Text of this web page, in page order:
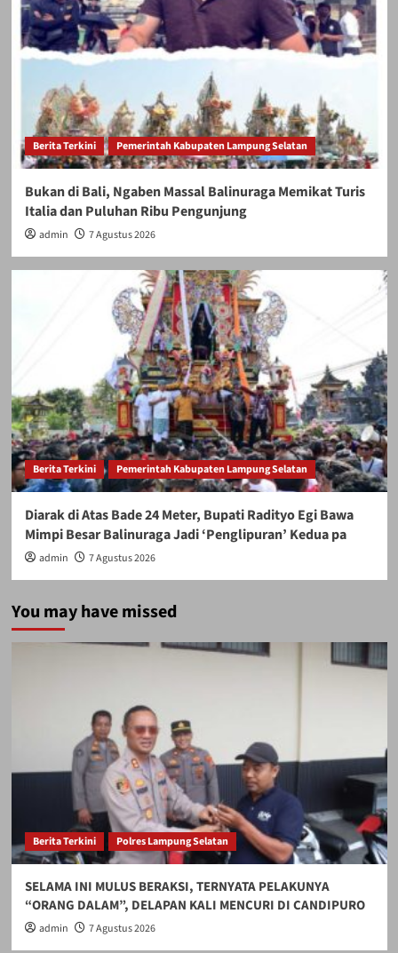
Berita Terkini Pemerintah Kabupaten Lampung Selatan
Bukan di Bali, Ngaben Massal Balinuraga Memikat Turis
Italia dan Puluhan Ribu Pengunjung
admin 7 Agustus 2026
Berita Terkini Pemerintah Kabupaten Lampung Selatan
Diarak di Atas Bade 24 Meter, Bupati Radityo Egi Bawa
Mimpi Besar Balinuraga Jadi ‘Penglipuran’ Kedua pa
admin 7 Agustus 2026
You may have missed
Berita Terkini Polres Lampung Selatan
SELAMA INI MULUS BERAKSI, TERNYATA PELAKUNYA
“ORANG DALAM”, DELAPAN KALI MENCURI DI CANDIPURO
admin 7 Agustus 2026